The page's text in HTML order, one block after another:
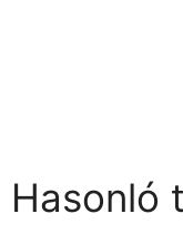
Hasonló